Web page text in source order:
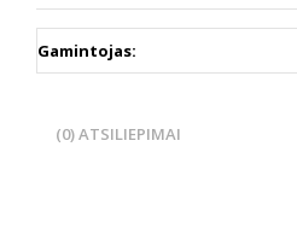
Gamintojas:
(0) ATSILIEPIMAI